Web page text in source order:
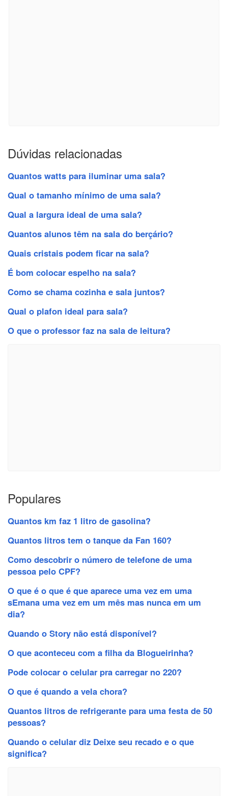
Dúvidas relacionadas
Quantos watts para iluminar uma sala?
Qual o tamanho mínimo de uma sala?
Qual a largura ideal de uma sala?
Quantos alunos têm na sala do berçário?
Quais cristais podem ficar na sala?
É bom colocar espelho na sala?
Como se chama cozinha e sala juntos?
Qual o plafon ideal para sala?
O que o professor faz na sala de leitura?
Populares
Quantos km faz 1 litro de gasolina?
Quantos litros tem o tanque da Fan 160?
Como descobrir o número de telefone de uma
pessoa pelo CPF?
O que é o que é que aparece uma vez em uma
sEmana uma vez em um mês mas nunca em um
dia?
Quando o Story não está disponível?
O que aconteceu com a filha da Blogueirinha?
Pode colocar o celular pra carregar no 220?
O que é quando a vela chora?
Quantos litros de refrigerante para uma festa de 50
pessoas?
Quando o celular diz Deixe seu recado e o que
significa?